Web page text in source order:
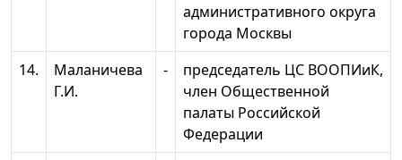
административного округа
города Москвы
14.
Маланичева
Г.И.
-
председатель ЦС ВООПИиК,
член Общественной
палаты Российской
Федерации